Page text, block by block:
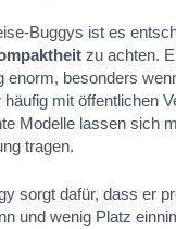
Buggys ist es
zu achten.
enorm, besonders
mit öffentlichen
Modelle lassen sich
tragen.
sorgt dafür, dass er
und wenig Platz